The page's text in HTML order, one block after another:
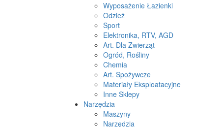
Wyposażenie Łazienki
Odzież
Sport
Elektronika, RTV, AGD
Art. Dla Zwierząt
Ogród, Rośliny
Chemia
Art. Spożywcze
Materiały Eksploatacyjne
Inne Sklepy
Narzędzia
Maszyny
Narzędzia